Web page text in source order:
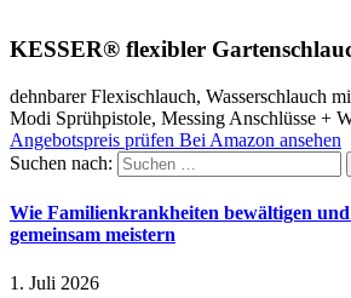
KESSER® flexibler
dehnbarer Flexischlauch, Wasserschlauch
Modi Sprühpistole, Messing Anschlüsse +
Angebotspreis prüfen Bei Amazon ansehen
Suchen nach:
Wie Familienkrankheiten bewältigen
gemeinsam meistern
1. Juli 2026